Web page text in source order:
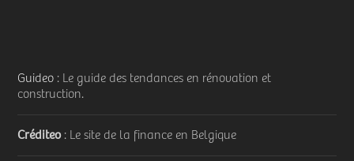
Guideo : Le guide des tendances en rénovation et
construction.
Créditeo: Le site de la finance en Belgique